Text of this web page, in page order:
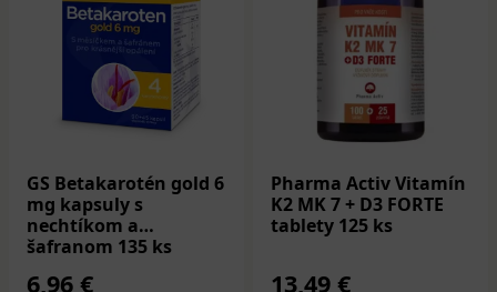
GS Betakarotén gold 6
mg kapsuly s
nechtíkom a
šafranom 135 ks
6,96 €
Pharma Activ Vitamín
K2 MK 7 + D3 FORTE
tablety 125 ks
13,49 €